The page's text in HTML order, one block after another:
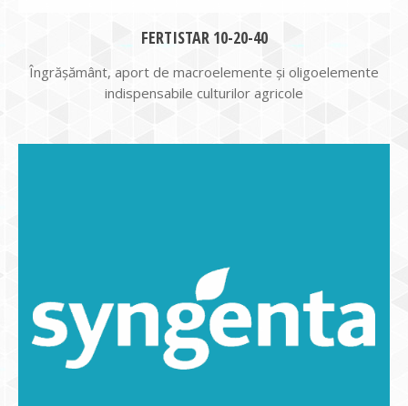
FERTISTAR 10-20-40
Îngrășământ, aport de macroelemente și oligoelemente
indispensabile culturilor agricole